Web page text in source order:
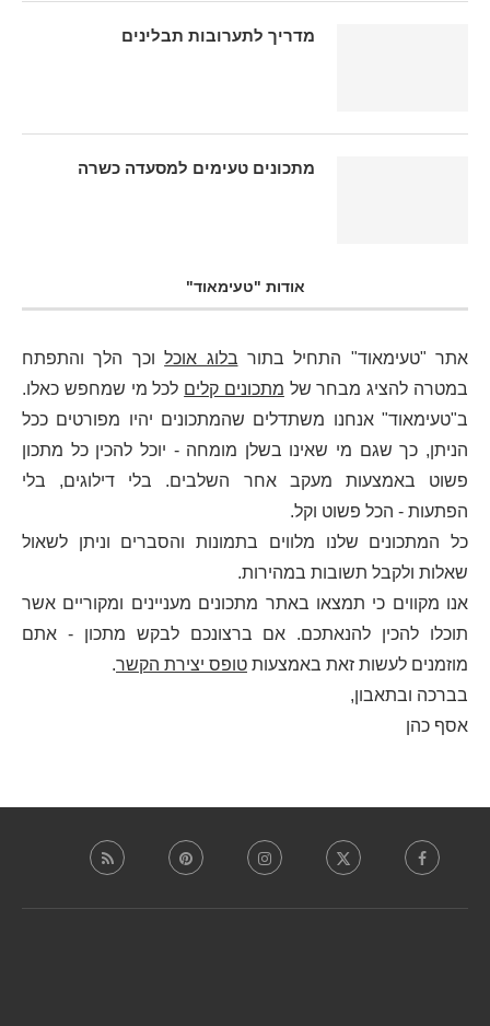
מדריך לתערובות תבלינים
מתכונים טעימים למסעדה כשרה
אודות "טעימאוד"
אתר "טעימאוד" התחיל בתור בלוג אוכלוכך הלך והתפתח
במטרה להציג מבחר של מתכונים קלים לכל מי שמחפש כאלו.
ב"טעימאוד" אנחנו משתדלים שהמתכונים יהיו מפורטים ככל
הניתן, כך שגם מי שאינו בשלן מומחה - יוכל להכין כל מתכון
פשוט באמצעות מעקב אחר השלבים. בלי דילוגים, בלי
הפתעות - הכל פשוט וקל.
כל המתכונים שלנו מלווים בתמונות והסברים וניתן לשאול
שאלות ולקבל תשובות במהירות.
אנו מקווים כי תמצאו באתר מתכונים מעניינים ומקוריים אשר
תוכלו להכין להנאתכם. אם ברצונכם לבקש מתכון - אתם
מוזמנים לעשות זאת באמצעות טופס יצירת הקשר.
בברכה ובתאבון,
אסף כהן